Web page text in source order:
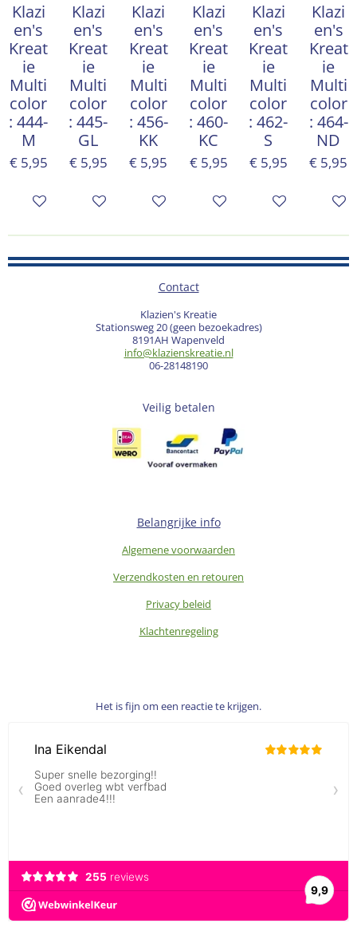
Klazi
en's
Kreat
ie
Multi
color
: 444-
M
€ 5,95
Houd mij op de hoogte
Klazi
en's
Kreat
ie
Multi
color
: 445-
GL
€ 5,95
In winkelwagen
Klazi
en's
Kreat
ie
Multi
color
: 456-
KK
€ 5,95
In winkelwagen
Klazi
en's
Kreat
ie
Multi
color
: 460-
KC
€ 5,95
In winkelwagen
Klazi
en's
Kreat
ie
Multi
color
: 462-
S
€ 5,95
In winkelwagen
Klazi
en's
Kreat
ie
Multi
color
: 464-
ND
€ 5,95
In
Contact
Klazien's Kreatie
Stationsweg 20 (geen bezoekadres)
8191AH Wapenveld
info@klazienskreatie.nl
06-28148190
Veilig betalen
Belangrijke info
Algemene voorwaarden
Verzendkosten en retouren
Privacy beleid
Klachtenregeling
Het is fijn om een reactie te krijgen.